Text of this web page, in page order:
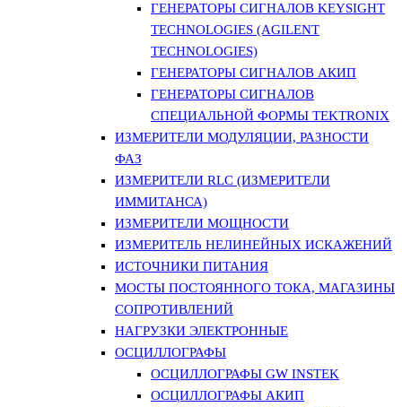
ГЕНЕРАТОРЫ СИГНАЛОВ KEYSIGHT
TECHNOLOGIES (AGILENT
TECHNOLOGIES)
ГЕНЕРАТОРЫ СИГНАЛОВ АКИП
ГЕНЕРАТОРЫ СИГНАЛОВ
СПЕЦИАЛЬНОЙ ФОРМЫ TEKTRONIX
ИЗМЕРИТЕЛИ МОДУЛЯЦИИ, РАЗНОСТИ
ФАЗ
ИЗМЕРИТЕЛИ RLC (ИЗМЕРИТЕЛИ
ИММИТАНСА)
ИЗМЕРИТЕЛИ МОЩНОСТИ
ИЗМЕРИТЕЛЬ НЕЛИНЕЙНЫХ ИСКАЖЕНИЙ
ИСТОЧНИКИ ПИТАНИЯ
МОСТЫ ПОСТОЯННОГО ТОКА, МАГАЗИНЫ
СОПРОТИВЛЕНИЙ
НАГРУЗКИ ЭЛЕКТРОННЫЕ
ОСЦИЛЛОГРАФЫ
ОСЦИЛЛОГРАФЫ GW INSTEK
ОСЦИЛЛОГРАФЫ АКИП